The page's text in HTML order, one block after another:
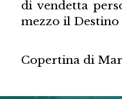
di vendetta
mezzo il Destino
Copertina di